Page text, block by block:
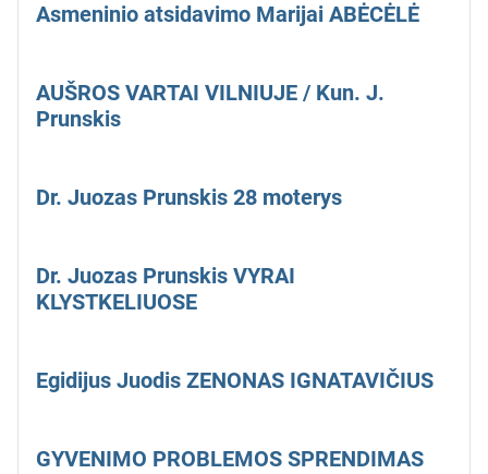
Asmeninio atsidavimo Marijai ABĖCĖLĖ
AUŠROS VARTAI VILNIUJE / Kun. J.
Prunskis
Dr. Juozas Prunskis 28 moterys
Dr. Juozas Prunskis VYRAI
KLYSTKELIUOSE
Egidijus Juodis ZENONAS IGNATAVIČIUS
GYVENIMO PROBLEMOS SPRENDIMAS